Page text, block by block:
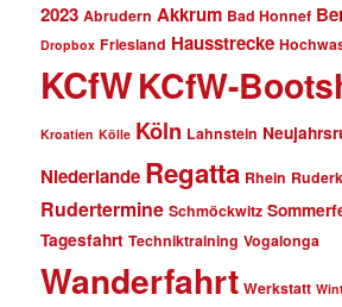
2023 Abrudern Akkrum Bad Honnef
Dropbox Friesland Hausstrecke
KCfWKCfW-
Kroatien Kölle Köln Lahnstein
Niederlande Regatta Rhein
Rudertermine Schmöckwitz
Tagesfahrt Techniktraining Vogalonga
Wanderfahrt Werkstatt